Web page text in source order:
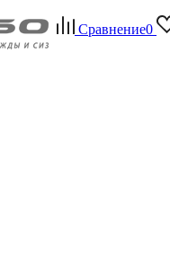
Сравнение0